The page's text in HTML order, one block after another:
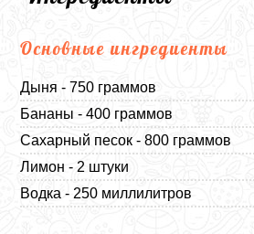
Основные ингредиенты
Дыня - 750 граммов
Бананы - 400 граммов
Сахарный песок - 800 граммов
Лимон - 2 штуки
Водка - 250 миллилитров